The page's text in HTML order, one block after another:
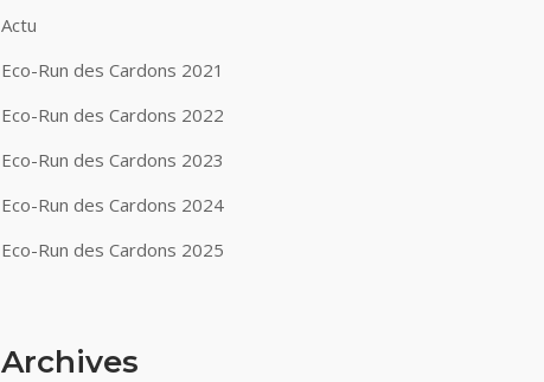
Actu
Eco-Run des Cardons 2021
Eco-Run des Cardons 2022
Eco-Run des Cardons 2023
Eco-Run des Cardons 2024
Eco-Run des Cardons 2025
Archives